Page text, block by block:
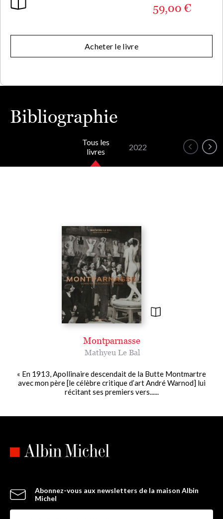
59,00 €
Acheter le livre
Bibliographie
Tous les
livres
2022
Montparnasse
Mathyeu Le Bal
« En 1913, Apollinaire descendait de la Butte Montmartre
avec mon père [le célèbre critique d’art André Warnod] lui
récitant ses premiers vers......
Abonnez-vous aux newsletters de la maison Albin
Michel